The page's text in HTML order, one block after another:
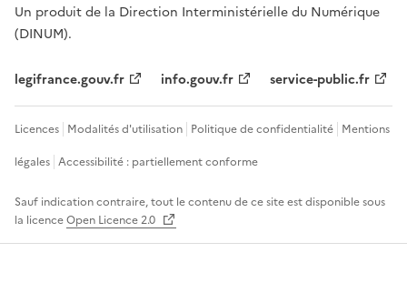
Un produit de la Direction Interministérielle du Numérique
(DINUM).
legifrance.gouv.fr info.gouv.fr service-public.fr
Licences Modalités d'utilisation Politique de confidentialité Mentions
légales Accessibilité : partiellement conforme
Sauf indication contraire, tout le contenu de ce site est disponible sous
la licenceOpen Licence 2.0